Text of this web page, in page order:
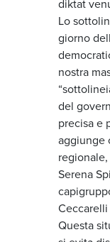
diktat
Lo
giorno
nostra
del
precisa e
aggiunge
Serena
Questa